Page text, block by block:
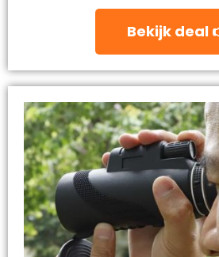
Bekijk deal